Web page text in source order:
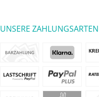
UNSERE ZAHLUNGSARTEN